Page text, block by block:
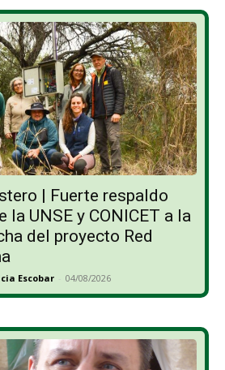
| Fuerte respaldo
UNSE y CONICET a la
del proyecto Red
Escobar - 04/08/2026